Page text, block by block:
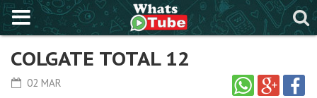
COLGATE TOTAL 12
02 MAR